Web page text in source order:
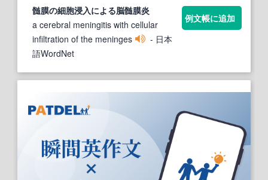
髄膜の細胞浸入による脳髄膜炎
a cerebral meningitis with cellular
infiltration of the meninges
- 日本
語WordNet
例文帳に追加